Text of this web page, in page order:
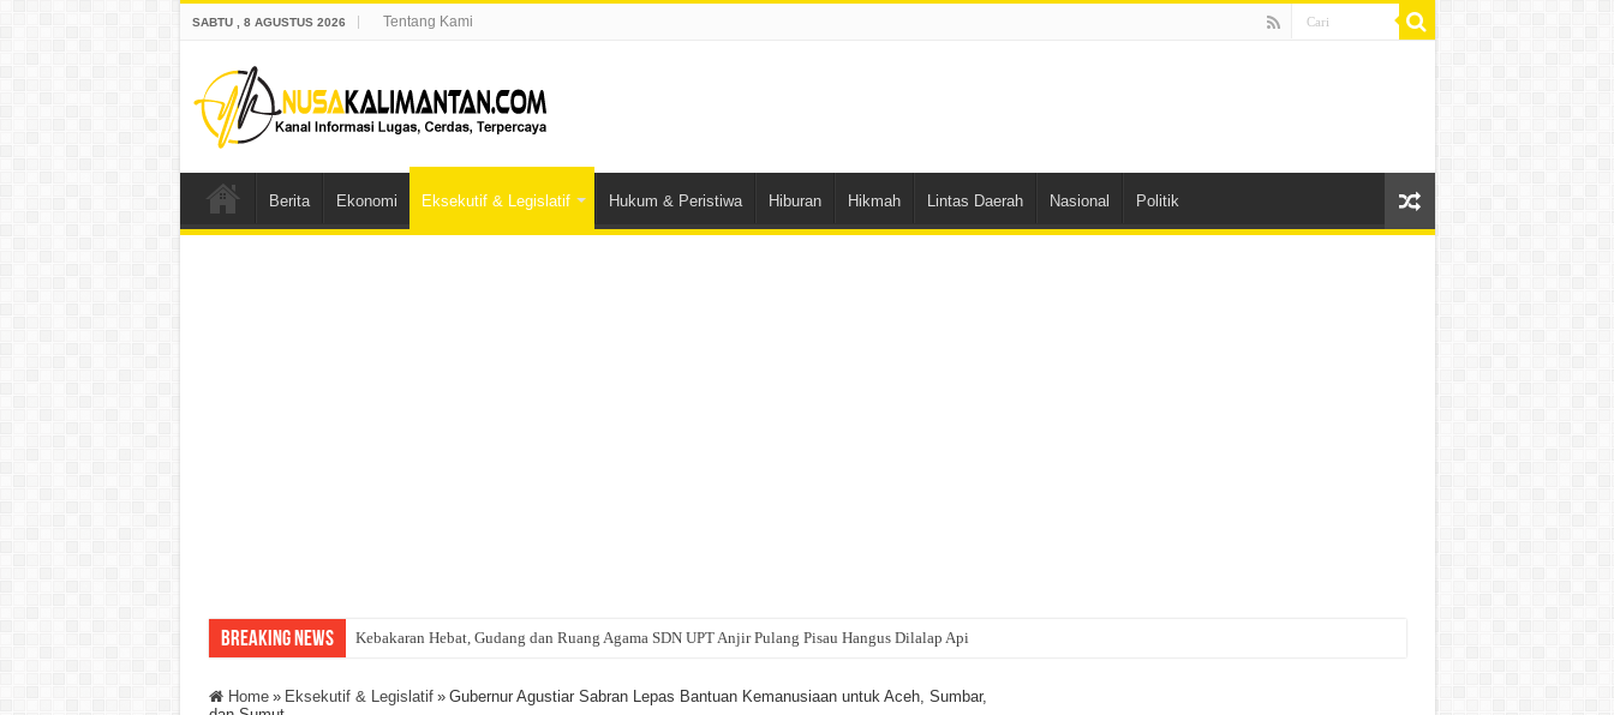
SABTU , 8 AGUSTUS 2026 Tentang Kami
Berita Ekonomi Eksekutif & Legislatif Hukum & Peristiwa Hiburan Hikmah Lintas Daerah Nasional Politik
Breaking News Kebakaran Hebat, Gudang dan Ruang Agama SDN UPT Anjir Pulang Pisau Hangus Dilalap Api
Home » Eksekutif & Legislatif » Gubernur Agustiar Sabran Lepas Bantuan Kemanusiaan untuk Aceh, Sumbar,